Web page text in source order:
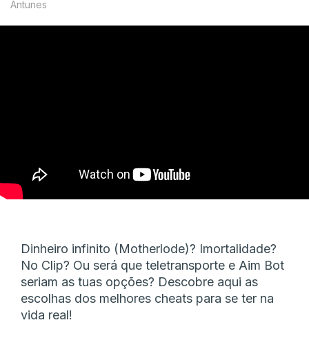
Antunes
Dinheiro infinito (Motherlode)? Imortalidade?
No Clip? Ou será que teletransporte e Aim Bot
seriam as tuas opções? Descobre aqui as
escolhas dos melhores cheats para se ter na
vida real!